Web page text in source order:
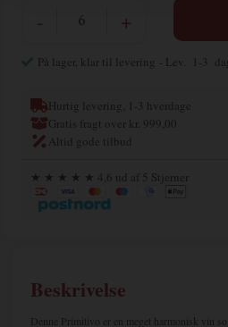
- +
På lager, klar til levering - Lev. 1-3
Hurtig levering, 1-3 hverdage
Gratis fragt over kr. 999,00
Altid gode tilbud
★ ★ ★ ★ ★ 4,6 ud af 5 Stjerner
Beskrivelse
Denne Primitivo er en meget harmonisk vin